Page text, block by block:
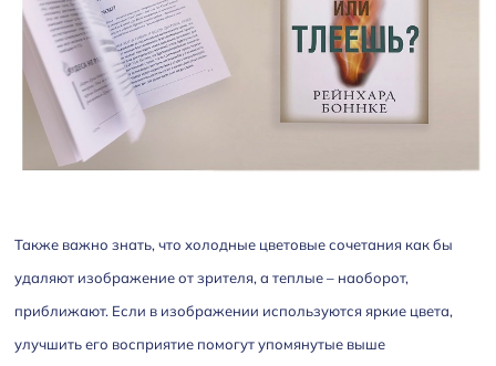
Также важно знать, что холодные цветовые сочетания как бы
удаляют изображение от зрителя, а теплые – наоборот,
приближают. Если в изображении используются яркие цвета,
улучшить его восприятие помогут упомянутые выше